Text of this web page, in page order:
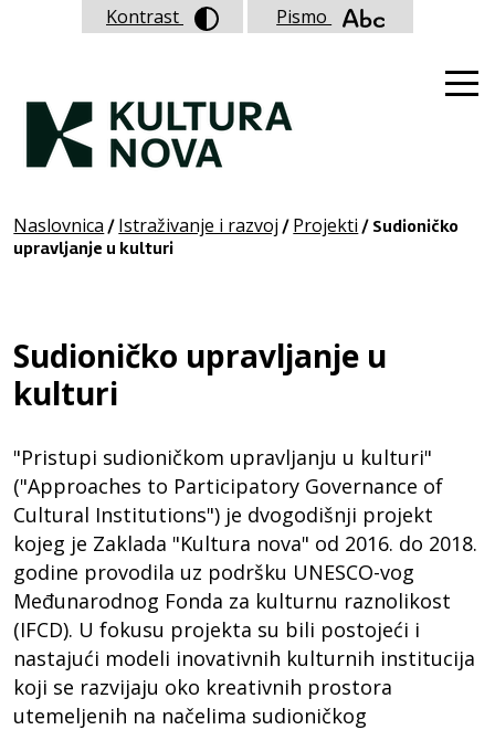
Naslovnica / Istraživanje i razvoj / Projekti / Sudioničko
upravljanje u kulturi
Sudioničko upravljanje u
kulturi
"Pristupi sudioničkom upravljanju u kulturi"
("Approaches to Participatory Governance of
Cultural Institutions") je dvogodišnji projekt
kojeg je Zaklada "Kultura nova" od 2016. do 2018.
godine provodila uz podršku UNESCO-vog
Međunarodnog Fonda za kulturnu raznolikost
(IFCD). U fokusu projekta su bili postojeći i
nastajući modeli inovativnih kulturnih institucija
koji se razvijaju oko kreativnih prostora
utemeljenih na načelima sudioničkog
Kontrast Pismo